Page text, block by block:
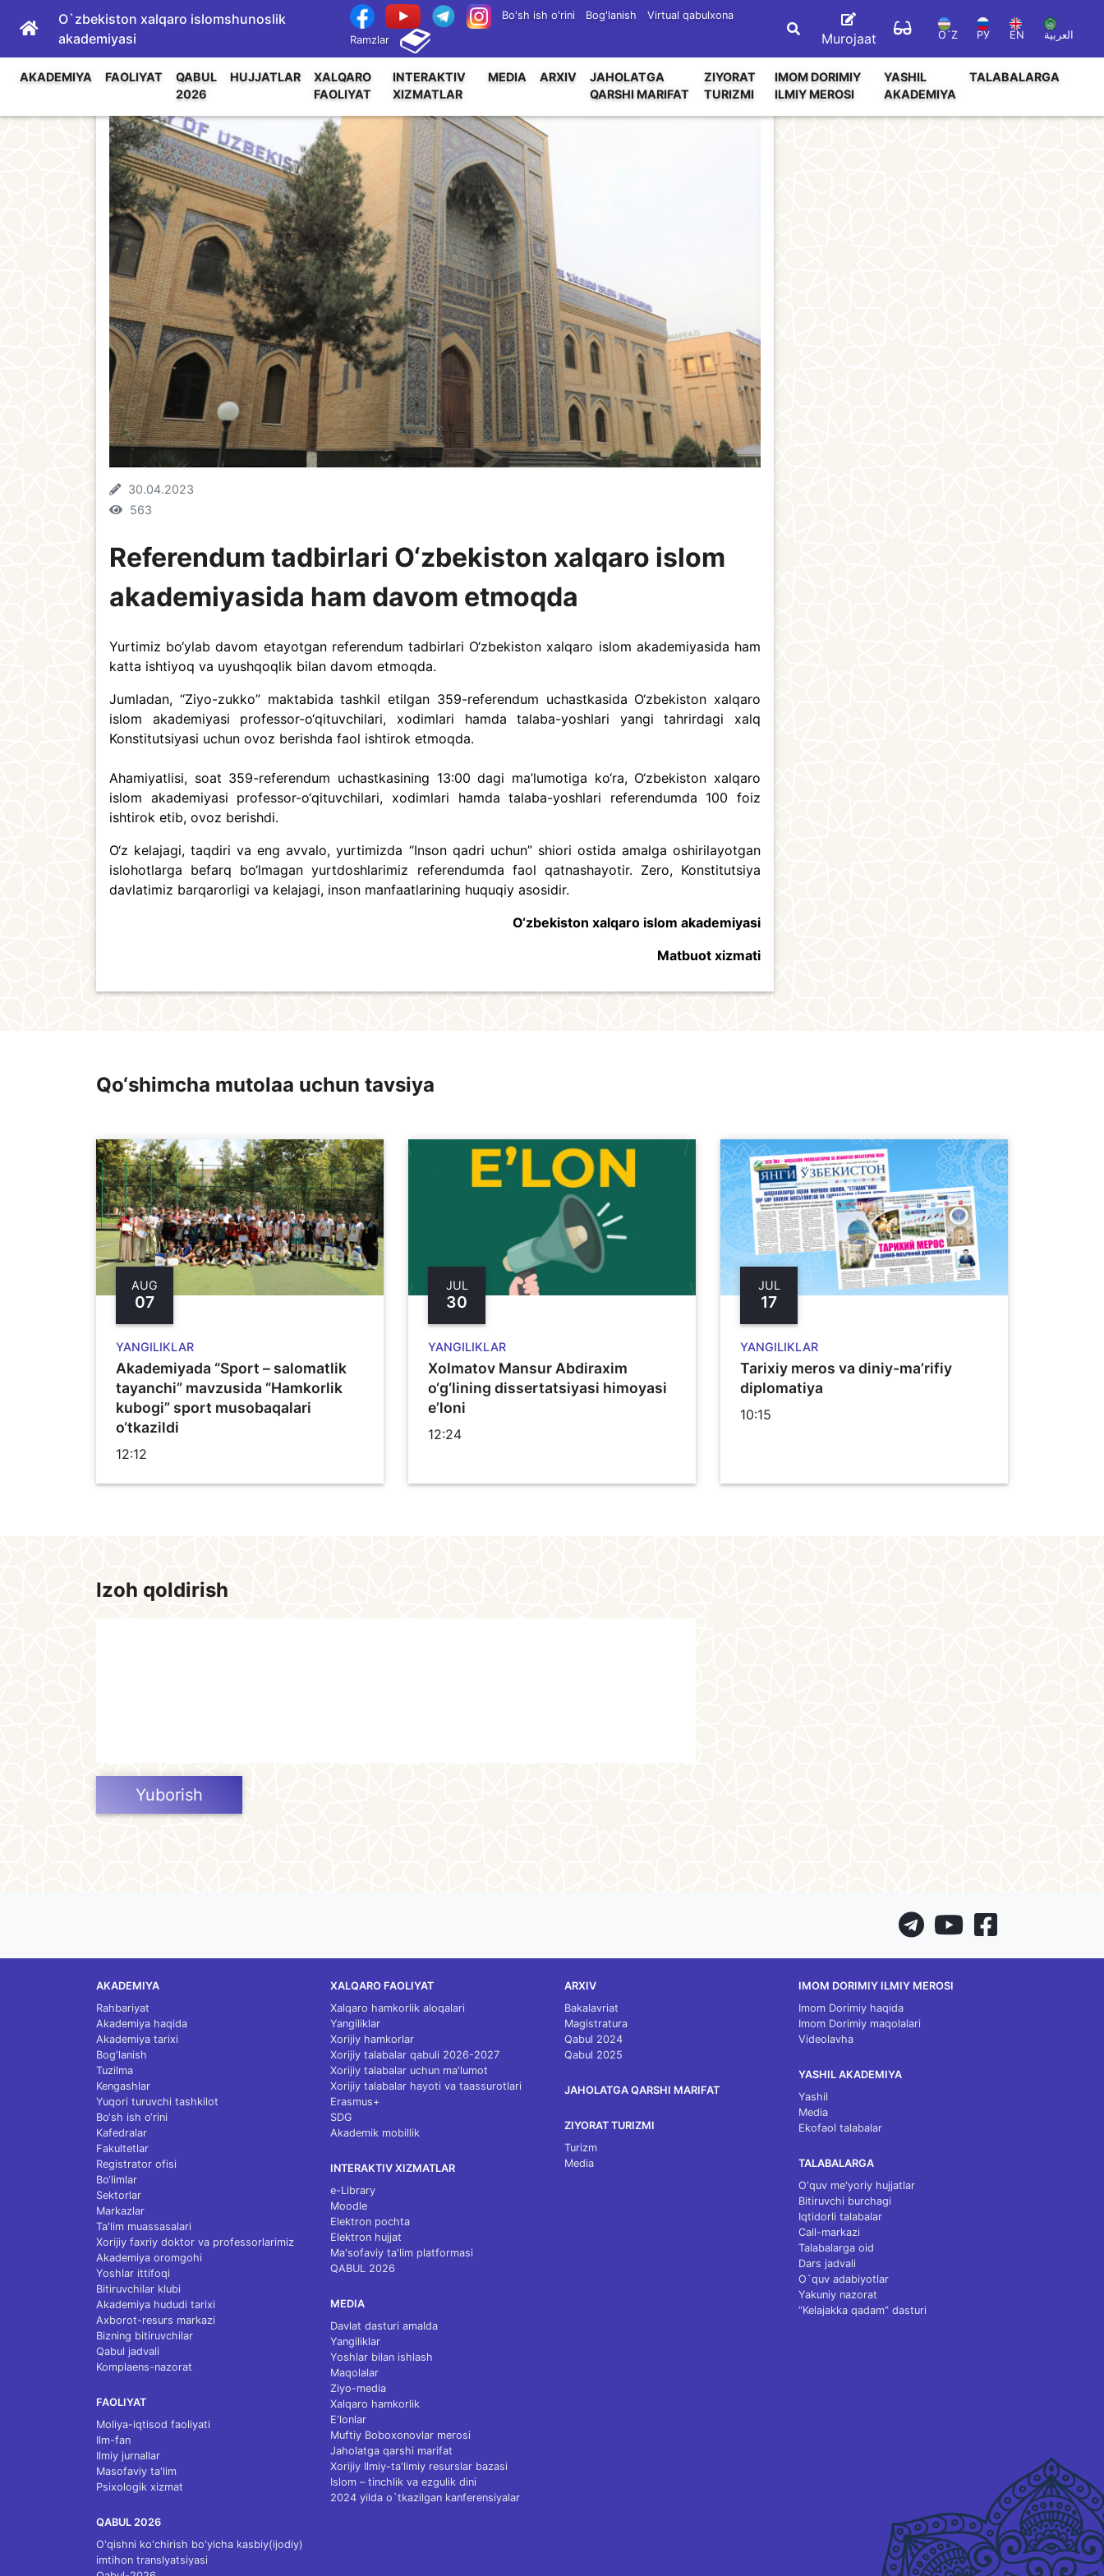
O`zbekiston xalqaro islomshunoslik
akademiyasi
Bo'sh ish o'rini Bog'lanish
Virtual qabulxona
Ramzlar
Murojaat O`Z РУ EN العربية
AKADEMIYA FAOLIYAT
QABUL
2026
HUJJATLAR
XALQARO
FAOLIYAT
INTERAKTIV
XIZMATLAR
MEDIA ARXIV
JAHOLATGA
QARSHI MARIFAT
ZIYORAT
TURIZMI
IMOM DORIMIY
ILMIY MEROSI
YASHIL
AKADEMIYA
TALABALARGA
30.04.2023
563
Referendum tadbirlari O‘zbekiston xalqaro islom
akademiyasida ham davom etmoqda
Yurtimiz bo‘ylab davom etayotgan referendum tadbirlari O‘zbekiston xalqaro islom akademiyasida ham
katta ishtiyoq va uyushqoqlik bilan davom etmoqda.
Jumladan, “Ziyo-zukko” maktabida tashkil etilgan 359-referendum uchastkasida O‘zbekiston xalqaro
islom akademiyasi professor-o‘qituvchilari, xodimlari hamda talaba-yoshlari yangi tahrirdagi xalq
Konstitutsiyasi uchun ovoz berishda faol ishtirok etmoqda.
Ahamiyatlisi, soat 359-referendum uchastkasining 13:00 dagi ma’lumotiga ko‘ra, O‘zbekiston xalqaro
islom akademiyasi professor-o‘qituvchilari, xodimlari hamda talaba-yoshlari referendumda 100 foiz
ishtirok etib, ovoz berishdi.
O‘z kelajagi, taqdiri va eng avvalo, yurtimizda “Inson qadri uchun” shiori ostida amalga oshirilayotgan
islohotlarga befarq bo‘lmagan yurtdoshlarimiz referendumda faol qatnashayotir. Zero, Konstitutsiya
davlatimiz barqarorligi va kelajagi, inson manfaatlarining huquqiy asosidir.
O‘zbekiston xalqaro islom akademiyasi
Matbuot xizmati
Qo‘shimcha mutolaa uchun tavsiya
AUG
07
YANGILIKLAR
Akademiyada “Sport – salomatlik
tayanchi” mavzusida “Hamkorlik
kubogi” sport musobaqalari
o‘tkazildi
12:12
JUL
30
YANGILIKLAR
Xolmatov Mansur Abdiraxim
o‘g‘lining dissertatsiyasi himoyasi
e’loni
12:24
JUL
17
YANGILIKLAR
Tarixiy meros va diniy-ma’rifiy
diplomatiya
10:15
Izoh qoldirish
Yuborish
AKADEMIYA
Rahbariyat
Akademiya haqida
Akademiya tarixi
Bog'lanish
Tuzilma
Kengashlar
Yuqori turuvchi tashkilot
Bo‘sh ish o‘rini
Kafedralar
Fakultetlar
Registrator ofisi
Bo‘limlar
Sektorlar
Markazlar
Ta'lim muassasalari
Xorijiy faxriy doktor va professorlarimiz
Akademiya oromgohi
Yoshlar ittifoqi
Bitiruvchilar klubi
Akademiya hududi tarixi
Axborot-resurs markazi
Bizning bitiruvchilar
Qabul jadvali
Komplaens-nazorat
FAOLIYAT
Moliya-iqtisod faoliyati
Ilm-fan
Ilmiy jurnallar
Masofaviy ta'lim
Psixologik xizmat
QABUL 2026
O'qishni ko'chirish bo'yicha kasbiy(ijodiy)
imtihon translyatsiyasi
XALQARO FAOLIYAT
Xalqaro hamkorlik aloqalari
Yangiliklar
Xorijiy hamkorlar
Xorijiy talabalar qabuli 2026-2027
Xorijiy talabalar uchun ma'lumot
Xorijiy talabalar hayoti va taassurotlari
Erasmus+
SDG
Akademik mobillik
INTERAKTIV XIZMATLAR
e-Library
Moodle
Elektron pochta
Elektron hujjat
Ma'sofaviy ta'lim platformasi
QABUL 2026
MEDIA
Davlat dasturi amalda
Yangiliklar
Yoshlar bilan ishlash
Maqolalar
Ziyo-media
Xalqaro hamkorlik
E'lonlar
Muftiy Boboxonovlar merosi
Jaholatga qarshi marifat
Xorijiy Ilmiy-ta'limiy resurslar bazasi
Islom – tinchlik va ezgulik dini
2024 yilda o`tkazilgan kanferensiyalar
ARXIV
Bakalavriat
Magistratura
Qabul 2024
Qabul 2025
JAHOLATGA QARSHI MARIFAT
ZIYORAT TURIZMI
Turizm
Media
IMOM DORIMIY ILMIY MEROSI
Imom Dorimiy haqida
Imom Dorimiy maqolalari
Videolavha
YASHIL AKADEMIYA
Yashil
Media
Ekofaol talabalar
TALABALARGA
O‘quv me'yoriy hujjatlar
Bitiruvchi burchagi
Iqtidorli talabalar
Call-markazi
Talabalarga oid
Dars jadvali
O`quv adabiyotlar
Yakuniy nazorat
“Kelajakka qadam” dasturi